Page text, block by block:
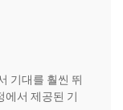
기대를 훨씬 뛰
에서 제공된 기